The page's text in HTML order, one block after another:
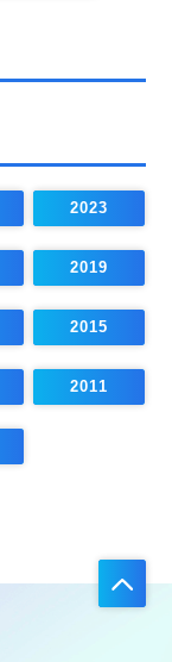
2023
2019
2015
2011